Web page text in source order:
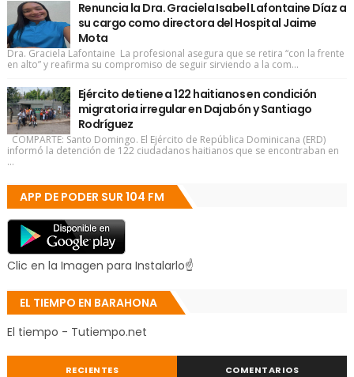
Renuncia la Dra. Graciela Isabel Lafontaine Díaz a
su cargo como directora del Hospital Jaime
Mota
Dra. Graciela Lafontaine La profesional asegura que se retira “con la frente
en alto” y reafirma su compromiso de seguir sirviendo a la com...
Ejército detiene a 122 haitianos en condición
migratoria irregular en Dajabón y Santiago
Rodríguez
COMPARTE: Santo Domingo. El Ejército de República Dominicana (ERD)
informó la detención de 122 ciudadanos haitianos que se encontraban en
...
APP DE PODER SUR 104 FM
Clic en la Imagen para Instalarlo☝
EL TIEMPO EN BARAHONA
El tiempo - Tutiempo.net
RECIENTES COMENTARIOS